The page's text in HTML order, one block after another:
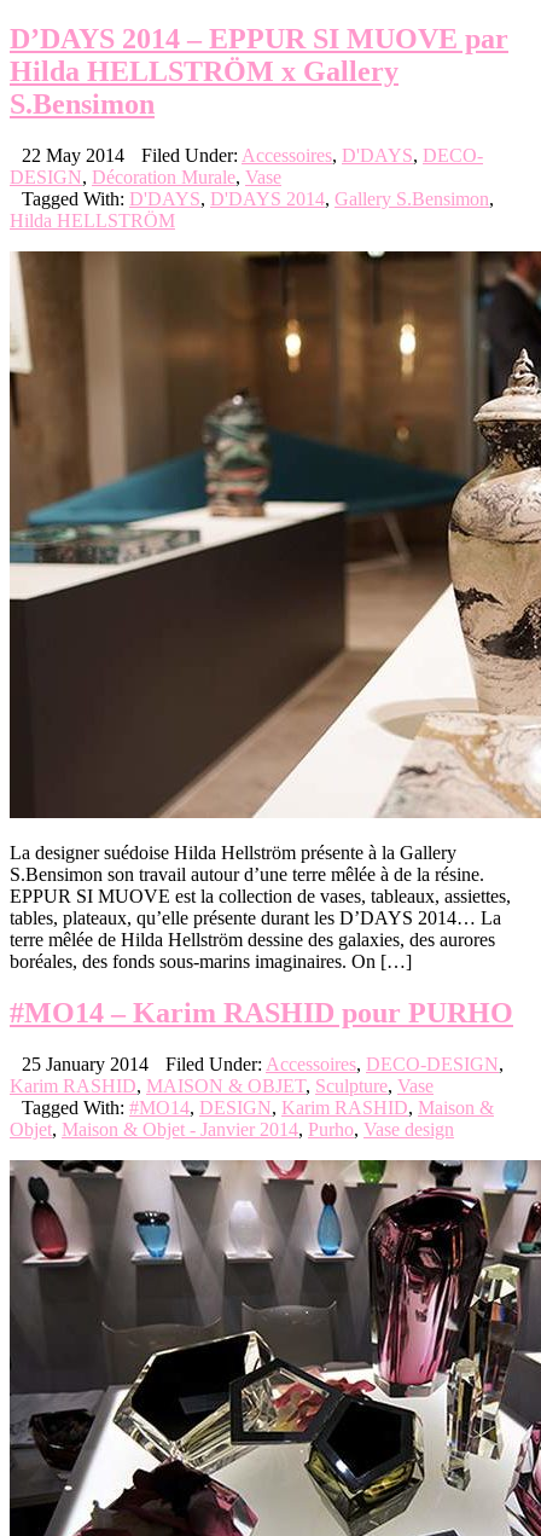
D’DAYS 2014 – EPPUR SI MUOVE par
Hilda HELLSTRÖM x Gallery
S.Bensimon
22 May 2014 Filed Under: Accessoires, D'DAYS, DECO-
DESIGN, Décoration Murale, Vase
Tagged With: D'DAYS, D'DAYS 2014, Gallery S.Bensimon,
Hilda HELLSTRÖM
La designer suédoise Hilda Hellström présente à la Gallery
S.Bensimon son travail autour d’une terre mêlée à de la résine.
EPPUR SI MUOVE est la collection de vases, tableaux, assiettes,
tables, plateaux, qu’elle présente durant les D’DAYS 2014… La
terre mêlée de Hilda Hellström dessine des galaxies, des aurores
boréales, des fonds sous-marins imaginaires. On […]
#MO14 – Karim RASHID pour PURHO
25 January 2014 Filed Under: Accessoires, DECO-DESIGN,
Karim RASHID, MAISON & OBJET, Sculpture, Vase
Tagged With: #MO14, DESIGN, Karim RASHID, Maison &
Objet, Maison & Objet - Janvier 2014, Purho, Vase design